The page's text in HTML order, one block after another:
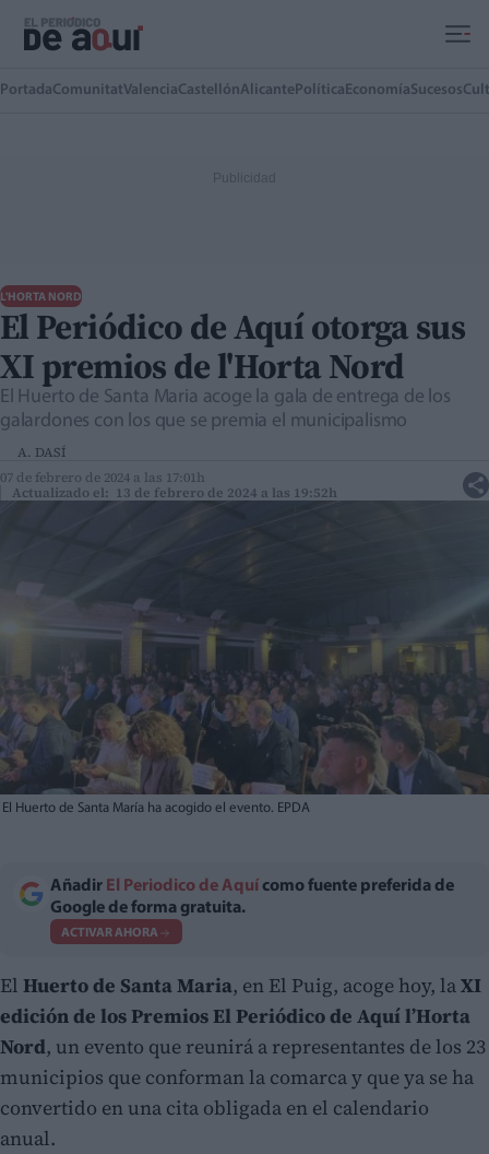
PortadaComunitatValenciaCastellónAlicante Política EconomíaSucesos
L'HORTA NORD
El Periódico de Aquí otorga sus
XI premios de l'Horta Nord
El Huerto de Santa Maria acoge la gala de entrega de los
galardones con los que se premia el municipalismo
A. DASÍ
07 de febrero de 2024 a las 17:01h
Actualizado el: 13 de febrero de 2024 a las 19:52h
El Huerto de Santa María ha acogido el evento. EPDA
Añadir El Periodico de Aquí como fuente preferida de
Google de forma gratuita.
ACTIVAR AHORA
El Huerto de Santa Maria, en El Puig, acoge hoy, laXI
edición de los Premios El Periódico de Aquí l’Horta
Nord, un evento que reunirá a representantes de los 23
municipios que conforman la comarca y que ya se ha
convertido en una cita obligada en el calendario
anual.